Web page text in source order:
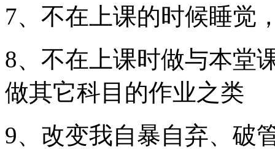
7、不在上课的时候睡觉
8、不在上课时做与本堂
做其它科目的作业之类
9、改变我自暴自弃、破